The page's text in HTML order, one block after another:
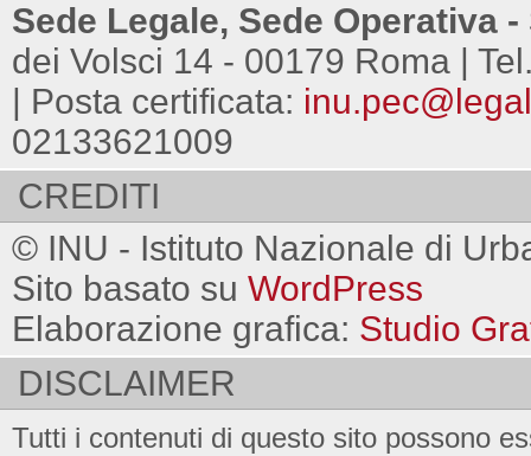
Sede Legale, Sede Operativa
dei Volsci 14 - 00179 Roma |
| Posta certificata:
02133621009
CREDITI
© INU - Istituto Nazionale di
Sito basato su WordPress
Elaborazione grafica: Studio
DISCLAIMER
Tutti i contenuti di questo sito possono